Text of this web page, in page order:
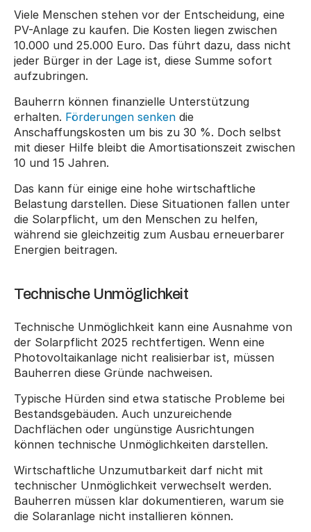
Viele Menschen stehen vor der Entscheidung, eine
PV-Anlage zu kaufen. Die Kosten liegen zwischen
10.000 und 25.000 Euro. Das führt dazu, dass nicht
jeder Bürger in der Lage ist, diese Summe sofort
aufzubringen.
Bauherrn können finanzielle Unterstützung
erhalten. Förderungen senken die
Anschaffungskosten um bis zu 30 %. Doch selbst
mit dieser Hilfe bleibt die Amortisationszeit zwischen
10 und 15 Jahren.
Das kann für einige eine hohe wirtschaftliche
Belastung darstellen. Diese Situationen fallen unter
die Solarpflicht, um den Menschen zu helfen,
während sie gleichzeitig zum Ausbau erneuerbarer
Energien beitragen.
Technische Unmöglichkeit
Technische Unmöglichkeit kann eine Ausnahme von
der Solarpflicht 2025 rechtfertigen. Wenn eine
Photovoltaikanlage nicht realisierbar ist, müssen
Bauherren diese Gründe nachweisen.
Typische Hürden sind etwa statische Probleme bei
Bestandsgebäuden. Auch unzureichende
Dachflächen oder ungünstige Ausrichtungen
können technische Unmöglichkeiten darstellen.
Wirtschaftliche Unzumutbarkeit darf nicht mit
technischer Unmöglichkeit verwechselt werden.
Bauherren müssen klar dokumentieren, warum sie
die Solaranlage nicht installieren können.